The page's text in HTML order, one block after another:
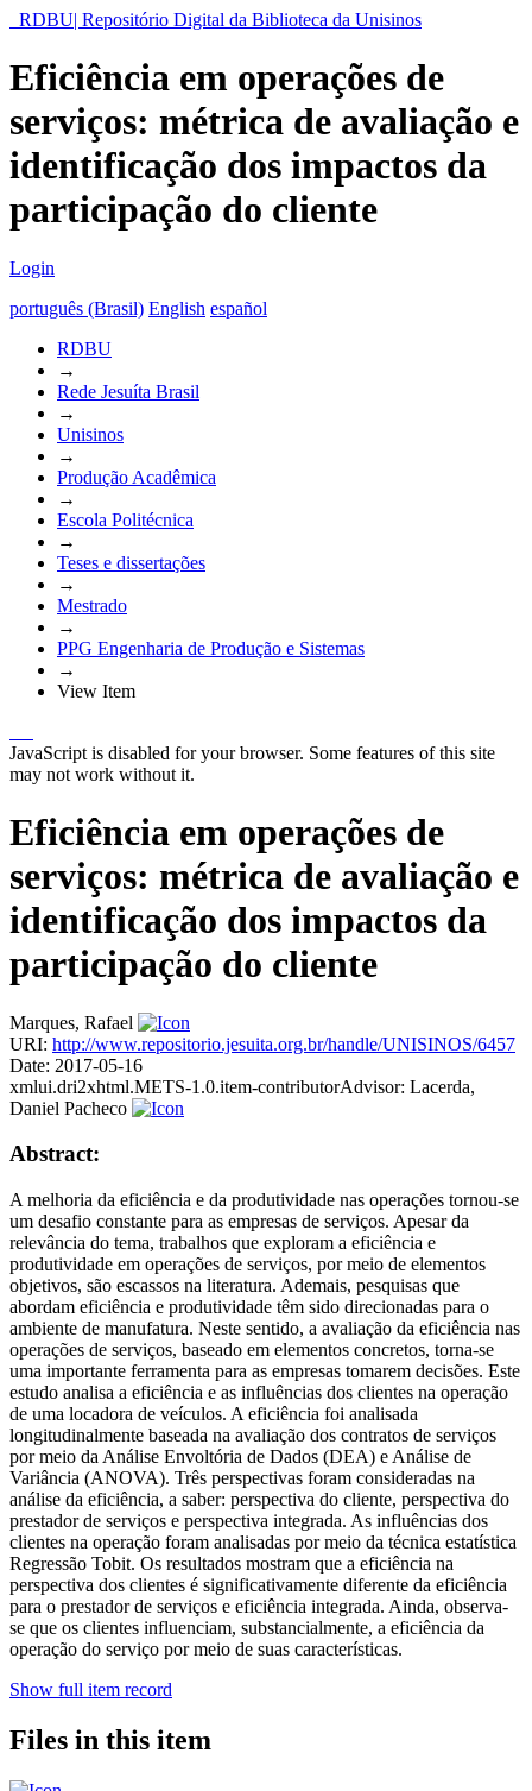
RDBU| Repositório Digital da Biblioteca da Unisinos
Eficiência em operações de
serviços: métrica de avaliação e
identificação dos impactos da
participação do cliente
Login
português (Brasil) English español
RDBU
→
Rede Jesuíta Brasil
→
Unisinos
→
Produção Acadêmica
→
Escola Politécnica
→
Teses e dissertações
→
Mestrado
→
PPG Engenharia de Produção e Sistemas
→
View Item
JavaScript is disabled for your browser. Some features of this site
may not work without it.
Eficiência em operações de
serviços: métrica de avaliação e
identificação dos impactos da
participação do cliente
Marques, Rafael
URI: http://www.repositorio.jesuita.org.br/handle/UNISINOS/6457
Date: 2017-05-16
xmlui.dri2xhtml.METS-1.0.item-contributorAdvisor: Lacerda,
Daniel Pacheco
Abstract:
A melhoria da eficiência e da produtividade nas operações tornou-se
um desafio constante para as empresas de serviços. Apesar da
relevância do tema, trabalhos que exploram a eficiência e
produtividade em operações de serviços, por meio de elementos
objetivos, são escassos na literatura. Ademais, pesquisas que
abordam eficiência e produtividade têm sido direcionadas para o
ambiente de manufatura. Neste sentido, a avaliação da eficiência nas
operações de serviços, baseado em elementos concretos, torna-se
uma importante ferramenta para as empresas tomarem decisões. Este
estudo analisa a eficiência e as influências dos clientes na operação
de uma locadora de veículos. A eficiência foi analisada
longitudinalmente baseada na avaliação dos contratos de serviços
por meio da Análise Envoltória de Dados (DEA) e Análise de
Variância (ANOVA). Três perspectivas foram consideradas na
análise da eficiência, a saber: perspectiva do cliente, perspectiva do
prestador de serviços e perspectiva integrada. As influências dos
clientes na operação foram analisadas por meio da técnica estatística
Regressão Tobit. Os resultados mostram que a eficiência na
perspectiva dos clientes é significativamente diferente da eficiência
para o prestador de serviços e eficiência integrada. Ainda, observa-
se que os clientes influenciam, substancialmente, a eficiência da
operação do serviço por meio de suas características.
Show full item record
Files in this item